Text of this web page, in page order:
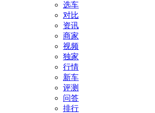
选车
对比
资讯
商家
视频
独家
行情
新车
评测
问答
排行